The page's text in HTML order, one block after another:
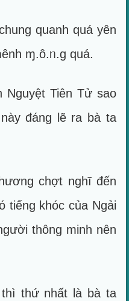
quanh quá yên
ɱ.ô.ᥒ.g quá.
Nguyệt Tiên Tử sao
đáng lẽ ra bà ta
chợt nghĩ đến
tiếng khóc của Ngải
thông minh nên
thứ nhất là bà ta